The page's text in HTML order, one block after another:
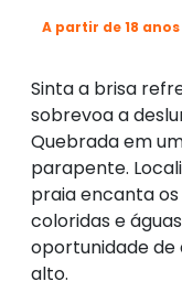
A partir de 18 anos
Sinta a brisa
sobrevoa a
Quebrada em
parapente.
praia encanta
coloridas e
oportunidade de
alto.